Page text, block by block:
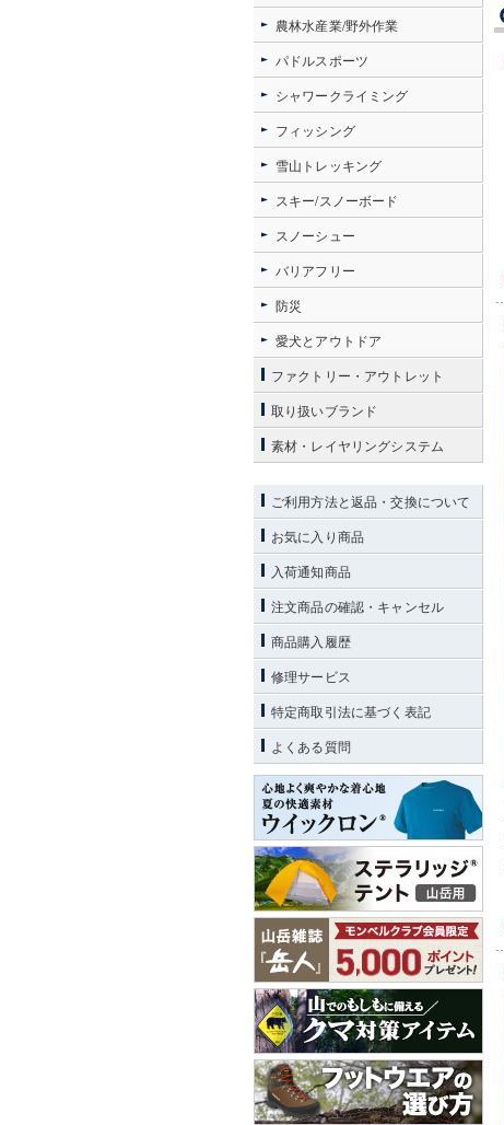
農林水産業/野外作業
パドルスポーツ
シャワークライミング
フィッシング
雪山トレッキング
スキー/スノーボード
スノーシュー
バリアフリー
防災
愛犬とアウトドア
ファクトリー・アウトレット
取り扱いブランド
素材・レイヤリングシステム
ご利用方法と返品・交換について
お気に入り商品
入荷通知商品
注文商品の確認・キャンセル
商品購入履歴
修理サービス
特定商取引法に基づく表記
よくある質問